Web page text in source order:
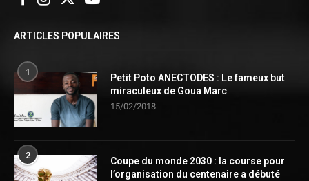
ARTICLES POPULAIRES
1
Petit Poto ANECTODES : Le fameux but
miraculeux de Goua Marc
15/02/2018
2
Coupe du monde 2030 : la course pour
l’organisation du centenaire a débuté